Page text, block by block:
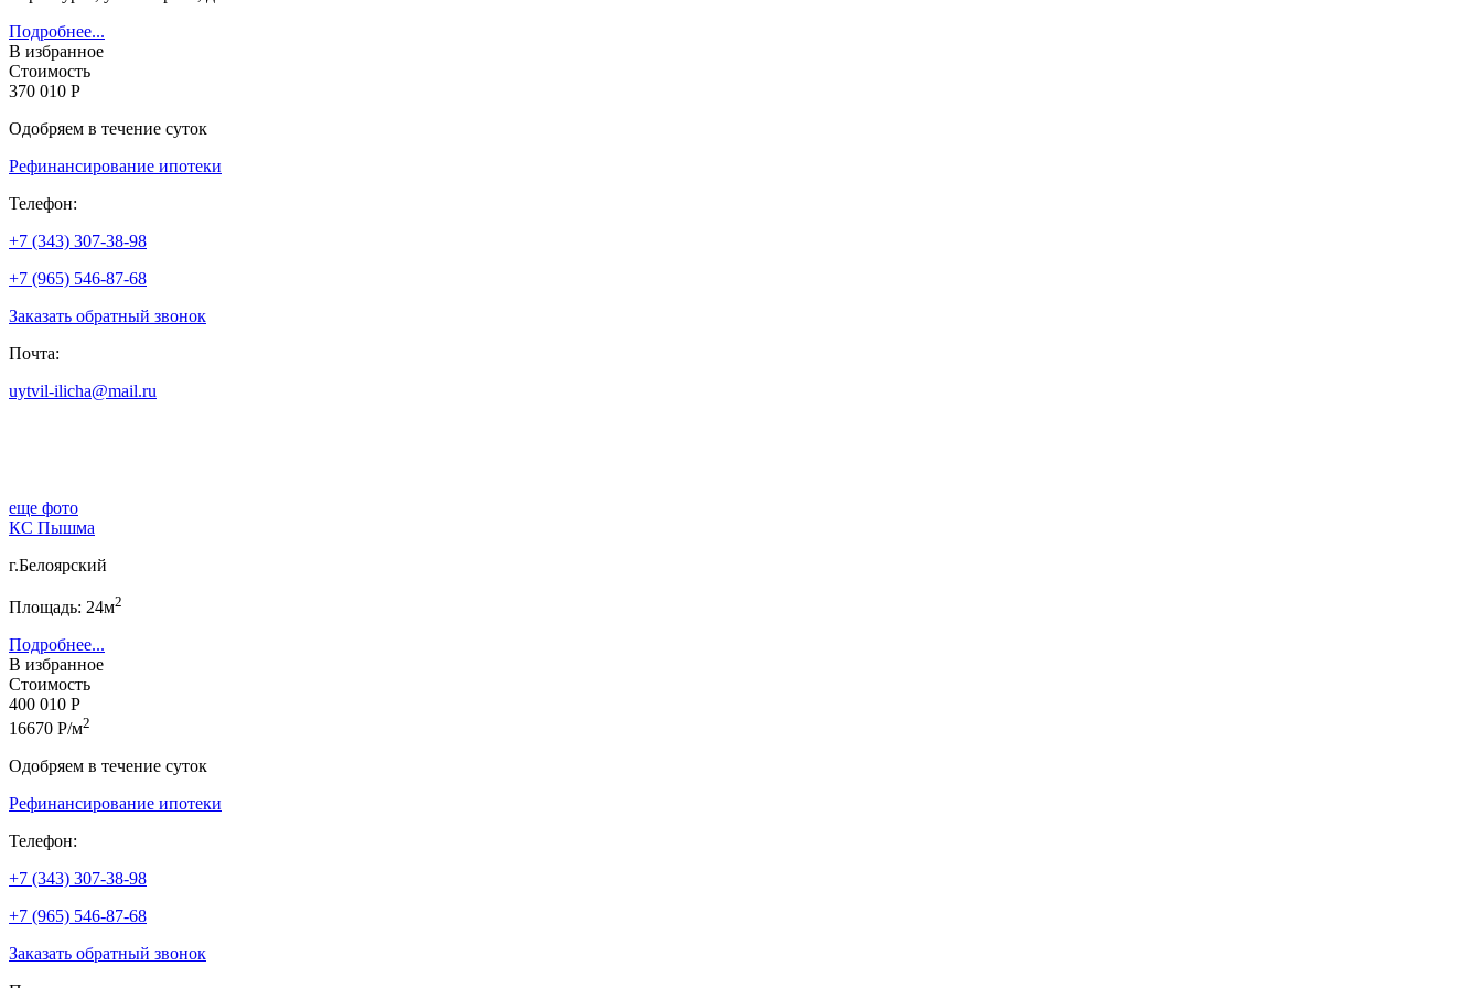
Подробнее...
В избранное
Стоимость
370 010 Р
Одобряем в течение суток
Рефинансирование ипотеки
Телефон:
+7 (343) 307-38-98
+7 (965) 546-87-68
Заказать обратный звонок
Почта:
uytvil-ilicha@mail.ru
еще фото
КС Пышма
г.Белоярский
Площадь: 24м2
Подробнее...
В избранное
Стоимость
400 010 Р
16670 Р/м2
Одобряем в течение суток
Рефинансирование ипотеки
Телефон:
+7 (343) 307-38-98
+7 (965) 546-87-68
Заказать обратный звонок